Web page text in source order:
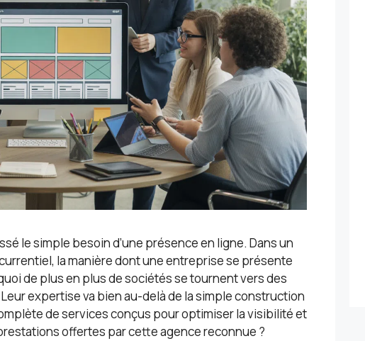
le simple besoin d’une présence en ligne. Dans un
la manière dont une entreprise se présente
de plus en plus de sociétés se tournent vers des
expertise va bien au-delà de la simple construction
de services conçus pour optimiser la visibilité et
offertes par cette agence reconnue ?